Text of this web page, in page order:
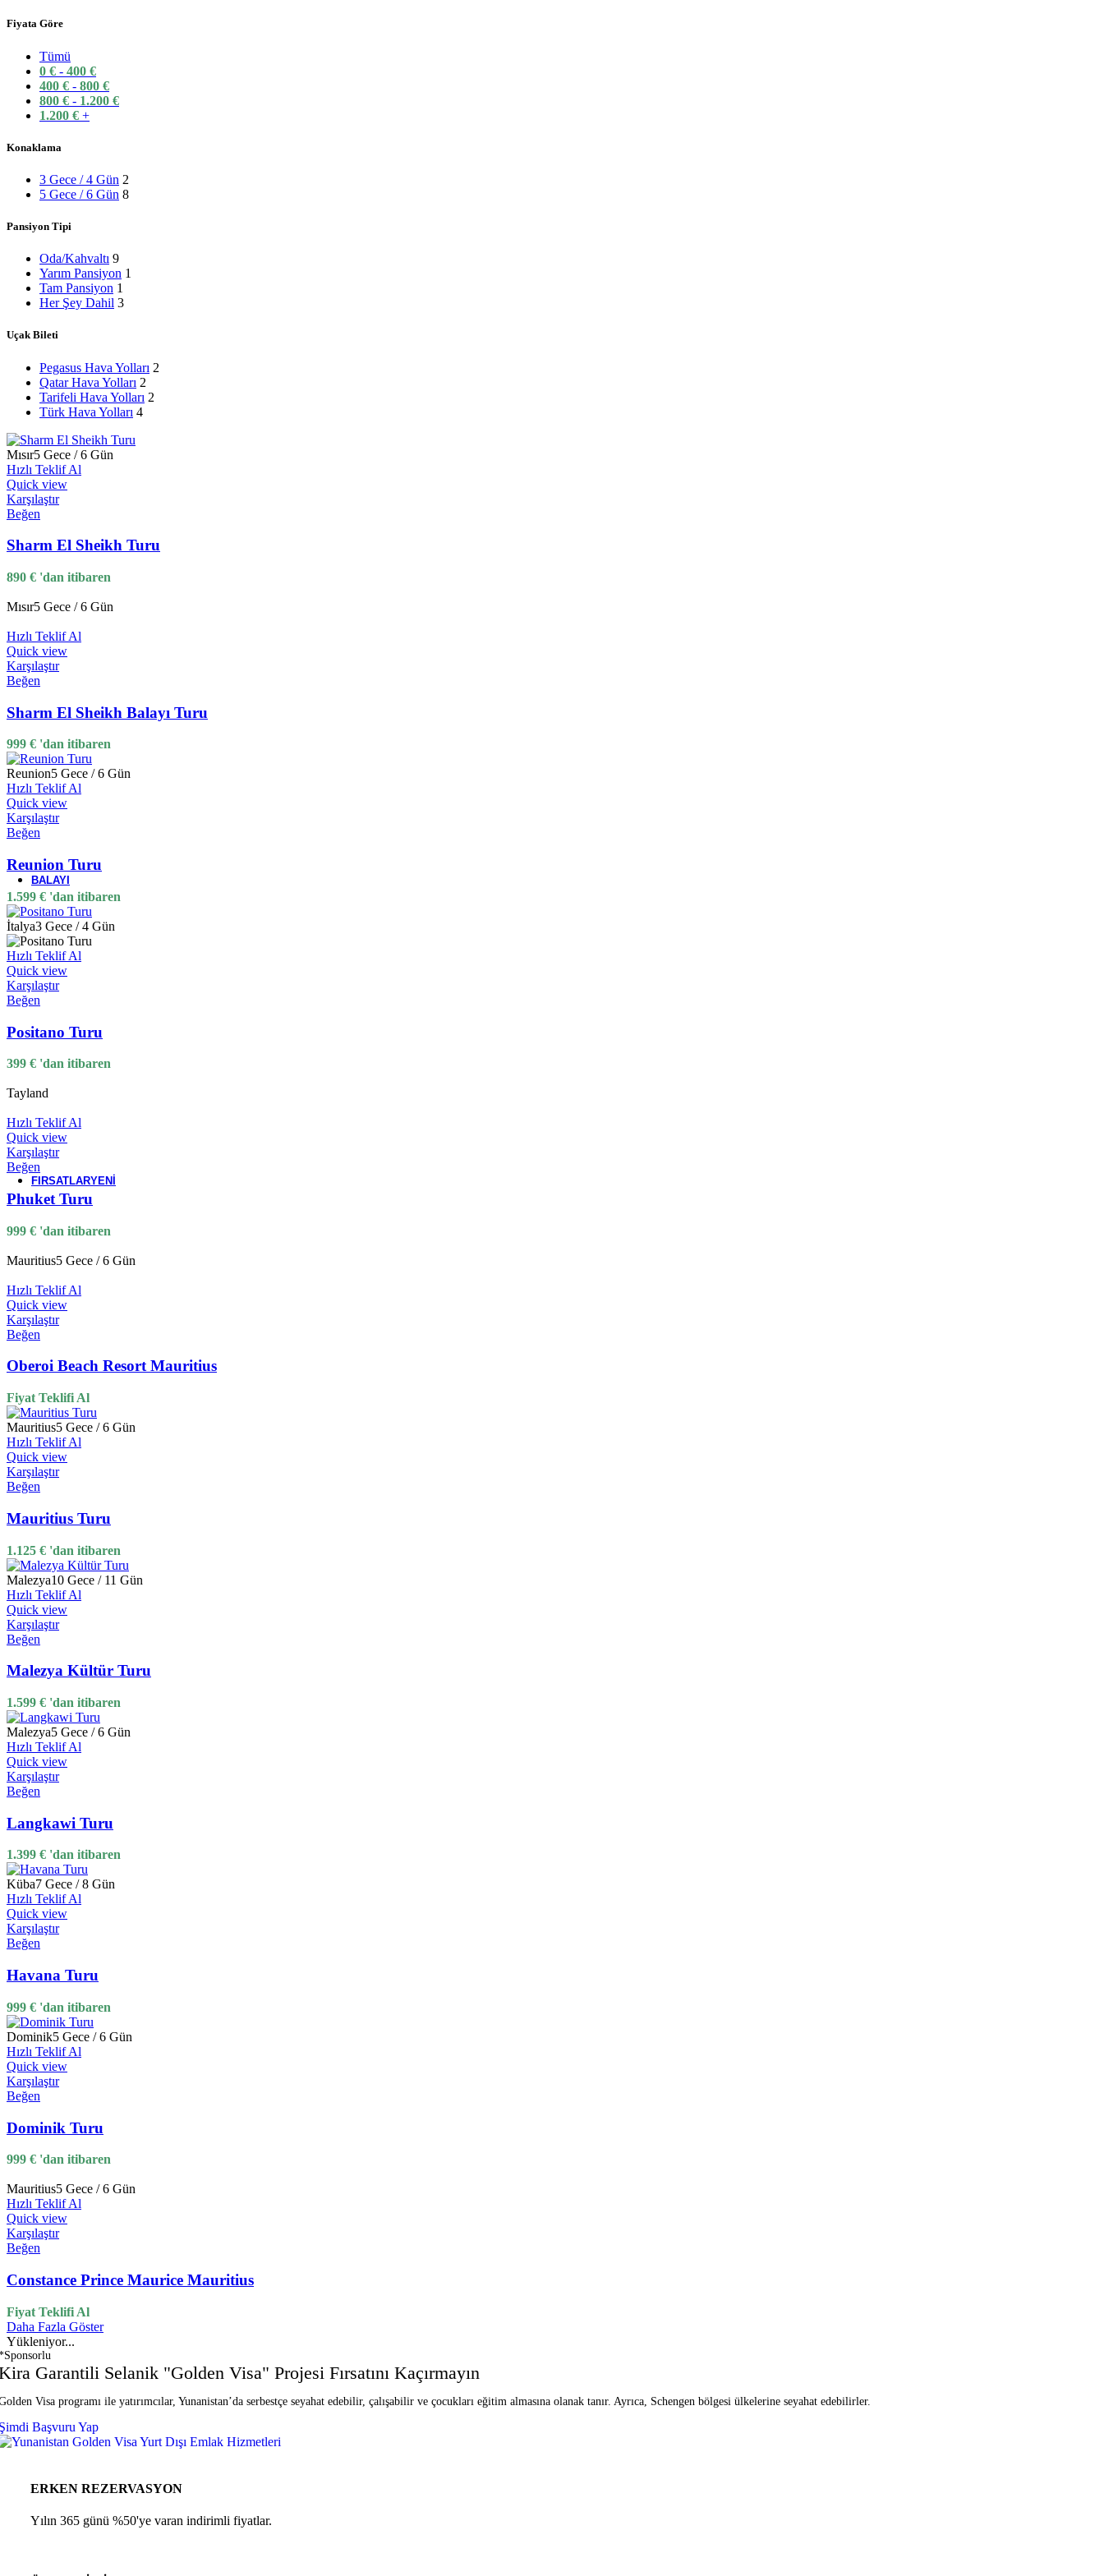
-34% Mauritius
Hızlı Teklif Al
Quick view
Karşılaştır
Beğen
LUX* Belle Mare Mauritius
-20% Tayland Phuket
Hızlı Teklif Al
Karşılaştır
Beğen
Le Meridien Phuket
-10% Popüler EndonezyaBali
Hızlı Teklif Al
Quick view
Karşılaştır
Beğen
Grand Seminyak Bali
222
-15% Popüler SeyşellerMahe
Hızlı Teklif Al
Karşılaştır
Four Seasons Resort Seychelles
799
-25% Popüler TaylandKoh Samui⭐⭐⭐⭐⭐
Hızlı Teklif Al
Quick view
Karşılaştır
Beğen
Amari Koh Samui
69€ Orijinal fiyat: 69 €.
BALAYI
Maldivler
Bali
Mauritius
Seyşeller
FIRSATLARYENI
Fiyata Göre
Tümü
0 € - 400 €
400 € - 800 €
800 € - 1.200 €
1.200 € +
Konaklama
3 Gece / 4 Gün 2
5 Gece / 6 Gün 8
Pansiyon Tipi
Oda/Kahvaltı 9
Yarım Pansiyon 1
Tam Pansiyon 1
Her Şey Dahil 3
Uçak Bileti
Pegasus Hava Yolları 2
Qatar Hava Yolları 2
Tarifeli Hava Yolları 2
Türk Hava Yolları 4
Mısır5 Gece / 6 Gün
Hızlı Teklif Al
Quick view
Karşılaştır
Beğen
Sharm El Sheikh Turu
890 € 'dan itibaren
Mısır5 Gece / 6 Gün
Hızlı Teklif Al
Quick view
Karşılaştır
Beğen
Sharm El Sheikh Balayı Turu
999 € 'dan itibaren
Reunion5 Gece / 6 Gün
Hızlı Teklif Al
Quick view
Karşılaştır
Beğen
Reunion Turu
1.599 € 'dan itibaren
İtalya3 Gece / 4 Gün
Hızlı Teklif Al
Quick view
Karşılaştır
Beğen
Positano Turu
399 € 'dan itibaren
Tayland
Hızlı Teklif Al
Quick view
Karşılaştır
Beğen
Phuket Turu
999 € 'dan itibaren
Mauritius5 Gece / 6 Gün
Hızlı Teklif Al
Quick view
Karşılaştır
Beğen
Oberoi Beach Resort Mauritius
Fiyat Teklifi Al
Mauritius5 Gece / 6 Gün
Hızlı Teklif Al
Quick view
Karşılaştır
Beğen
Mauritius Turu
1.125 € 'dan itibaren
Malezya10 Gece / 11 Gün
Hızlı Teklif Al
Quick view
Karşılaştır
Beğen
Malezya Kültür Turu
1.599 € 'dan itibaren
Malezya5 Gece / 6 Gün
Hızlı Teklif Al
Quick view
Karşılaştır
Beğen
Langkawi Turu
1.399 € 'dan itibaren
Küba7 Gece / 8 Gün
Hızlı Teklif Al
Quick view
Karşılaştır
Beğen
Havana Turu
999 € 'dan itibaren
Dominik5 Gece / 6 Gün
Hızlı Teklif Al
Quick view
Karşılaştır
Beğen
Dominik Turu
999 € 'dan itibaren
Mauritius5 Gece / 6 Gün
Hızlı Teklif Al
Quick view
Karşılaştır
Beğen
Constance Prince Maurice Mauritius
Fiyat Teklifi Al
Daha Fazla Göster
Yükleniyor...
Garantili Selanik "Golden Visa" Projesi Fırsatını Kaçırmayın
Visa programı ile yatırımcılar, Yunanistan’da serbestçe seyahat edebilir, çalışabilir ve çocukları eğitim almasına olanak tanır. Ayrıca, Schengen bölgesi ülkelerine seyahat edebilirler.
Başvuru Yap
ERKEN REZERVASYON
Yılın 365 günü %50'ye varan indirimli fiyatlar.